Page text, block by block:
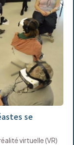
se
virtuelle (VR)